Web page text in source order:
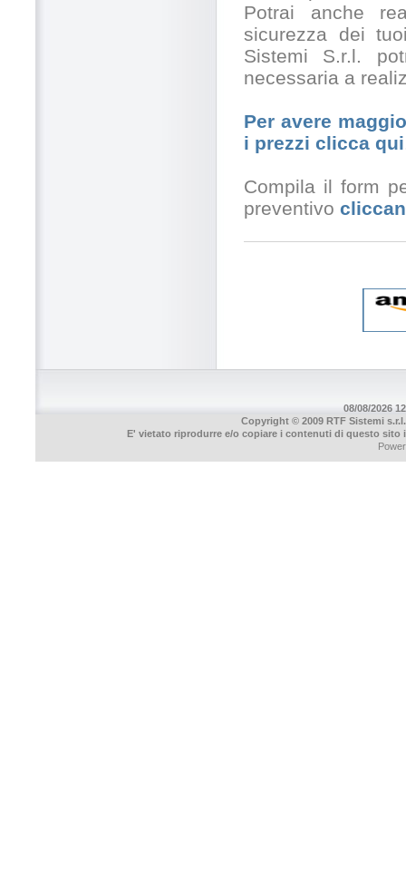
Potrai anche
sicurezza dei
Sistemi S.r.l.
necessaria a
Per avere
i prezzi clicca qui
Compila il form
preventivo
08/08/2026
Copyright © 2009 RTF Sistemi
E' vietato riprodurre e/o copiare i contenuti di questo